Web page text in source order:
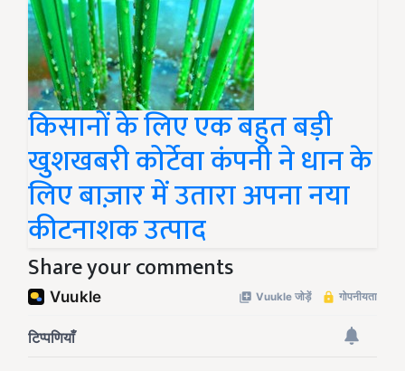
किसानों के लिए एक बहुत बड़ी
खुशखबरी कोर्टेवा कंपनी ने धान के
लिए बाज़ार में उतारा अपना नया
कीटनाशक उत्पाद
Share your comments